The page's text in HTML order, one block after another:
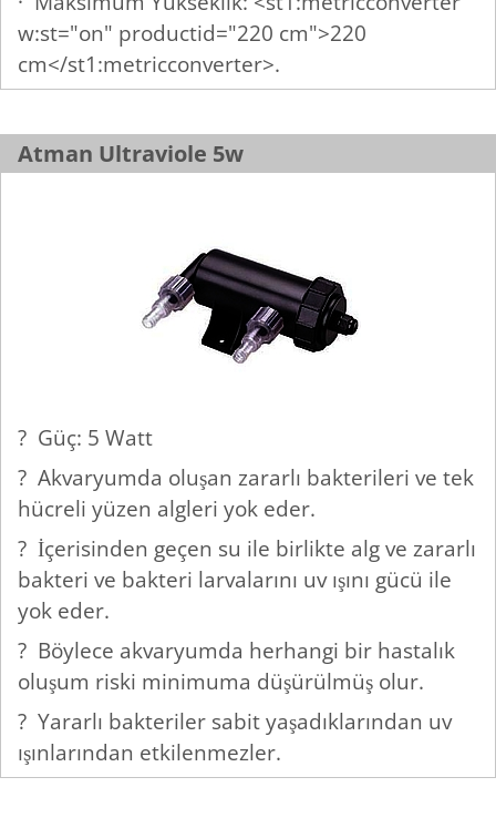
w:st="on" productid="220 cm">220
cm</st1:metricconverter>.
Atman Ultraviole 5w
? Güç: 5 Watt
? Akvaryumda oluşan zararlı bakterileri ve tek
hücreli yüzen algleri yok eder.
? İçerisinden geçen su ile birlikte alg ve zararlı
bakteri ve bakteri larvalarını uv ışını gücü ile
yok eder.
? Böylece akvaryumda herhangi bir hastalık
oluşum riski minimuma düşürülmüş olur.
? Yararlı bakteriler sabit yaşadıklarından uv
ışınlarından etkilenmezler.